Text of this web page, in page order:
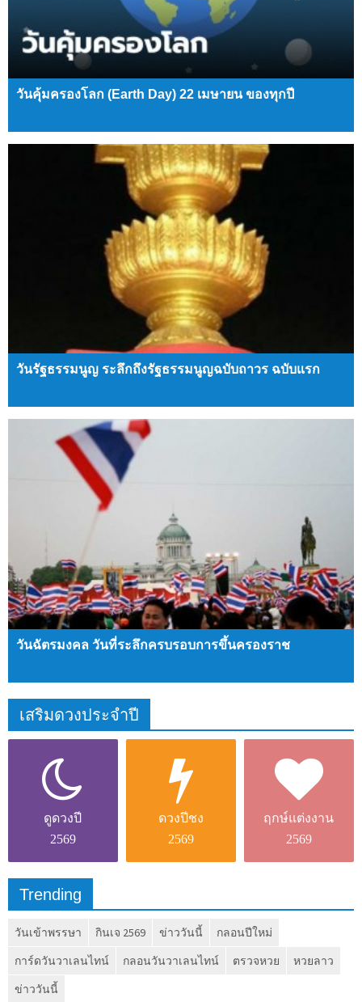
วันคุ้มครองโลก (Earth Day) 22 เมษายน ของทุกปี
วันรัฐธรรมนูญ ระลึกถึงรัฐธรรมนูญฉบับถาวร ฉบับแรก
วันฉัตรมงคล วันที่ระลึกครบรอบการขึ้นครองราช
เสริมดวงประจำปี
ดูดวงปี
2569
ดวงปีชง
2569
ฤกษ์แต่งงาน
2569
Trending
วันเข้าพรรษา กินเจ 2569 ข่าววันนี้
กลอนปีใหม่
การ์ดวันวาเลนไทน์
กลอนวันวาเลนไทน์ ตรวจหวย
หวยลาว
ข่าววันนี้